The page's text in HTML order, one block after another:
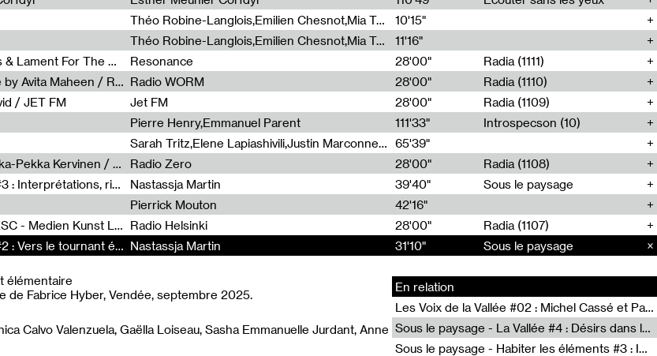
Théo Robine-Langlois,Emilien Chesnot,Mia Trabalon
10'15"
Théo Robine-Langlois,Emilien Chesnot,Mia Trabalon
11'16"
Radia Show #1111 : Schisma Gulf, Isogloss & Lament For The Old Clock By Harvey Young / Resonance Resonance 28'00"
Radia (1111)
Radia Show #1110 : Freeze, Asian Archive by Avita Maheen / Radio Worm Radio WORM 28'00"
Radia (1110)
/ JET FM Jet FM 28'00"
Radia (1109)
Pierre Henry,Emmanuel Parent 111'33"
Introspecson (10)
Sarah Tritz,Elene Lapiashivili,Justin Marconnet,Mateo Cuche,Esther Lechevalier,Suzie Lecroart,Romance Castelet
65'39"
Radia Show #1108 : as or another by Jukka-Pekka Kervinen / Rádio Zero Radio Zero 28'00"
Radia (1108)
Sous le paysage - Habiter les éléments #3 : Interprétations, rituels et symboliques des éléments Nastassja Martin 39'40"
Sous le paysage
Pierrick Mouton
42'16"
Radia Show #1107 : Art's Birthday 26 at ESC - Medien Kunst Labor Radio Helsinki 28'00"
Radia (1107)
Sous le paysage - Habiter les éléments #2 : Vers le tournant élémentaire Nastassja Martin 31'10" Sous le paysage
Sous le paysage - Habiter les éléments #2 : Vers le tournant élémentaire Nastassja Martin 31'10"
Sous le paysage
élémentaire
de Fabrice Hyber, Vendée, septembre 2025.
Calvo Valenzuela, Gaëlla Loiseau, Sasha Emmanuelle Jurdant, Anne
En relation
Les Voix de la Vallée #02 : Michel Cassé et Pascal Rousseau
Sous le paysage - La Vallée #4 : Désirs dans le paysage
Sous le paysage - Habiter les éléments #3 : Interprétations, rituels et symboliques des éléments